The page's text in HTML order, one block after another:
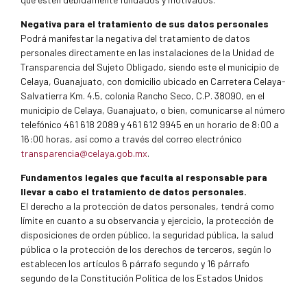
Negativa para el tratamiento de sus datos personales
Podrá manifestar la negativa del tratamiento de datos
personales directamente en las instalaciones de la Unidad de
Transparencia del Sujeto Obligado, siendo este el municipio de
Celaya, Guanajuato, con domicilio ubicado en Carretera Celaya-
Salvatierra Km. 4.5, colonia Rancho Seco, C.P. 38090, en el
municipio de Celaya, Guanajuato, o bien, comunicarse al número
telefónico 461 618 2089 y 461 612 9945 en un horario de 8:00 a
16:00 horas, así como a través del correo electrónico
transparencia@celaya.gob.mx.
Fundamentos legales que faculta al responsable para
llevar a cabo el tratamiento de datos personales.
El derecho a la protección de datos personales, tendrá como
límite en cuanto a su observancia y ejercicio, la protección de
disposiciones de orden público, la seguridad pública, la salud
pública o la protección de los derechos de terceros, según lo
establecen los artículos 6 párrafo segundo y 16 párrafo
segundo de la Constitución Política de los Estados Unidos